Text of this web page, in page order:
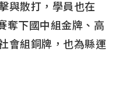
與散打，學員也在
奪下國中組金牌、高
會組銅牌，也為縣運